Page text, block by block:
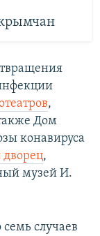
,
Дом
конавируса
,
музей И.
случаев